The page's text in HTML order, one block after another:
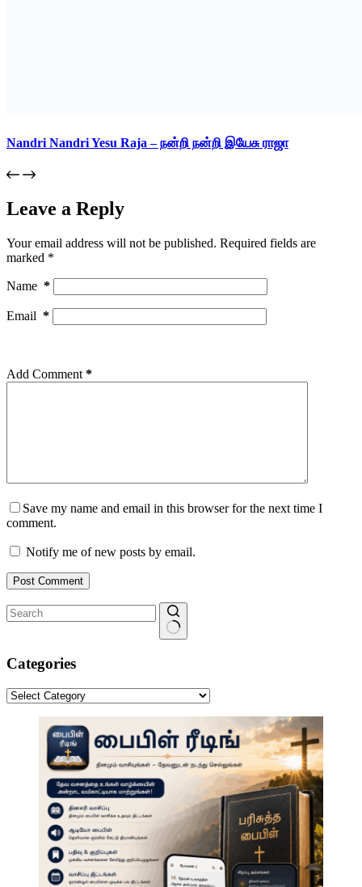
Nandri Nandri Yesu Raja – நன்றி நன்றி இயேசு ராஜா
Leave a Reply
Your email address will not be published. Required fields are
marked *
Name *
Email *
Add Comment *
Save my name and email in this browser for the next time I
comment.
Notify me of new posts by email.
Post Comment
results
Categories
Categories